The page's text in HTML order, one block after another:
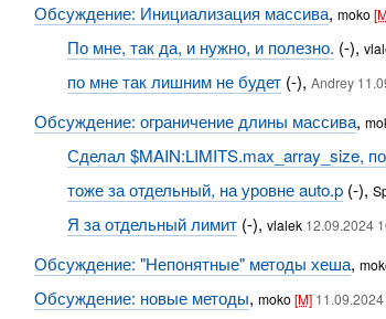
Обсуждение: Инициализация массива, moko
По мне, так да, и нужно, и полезно. (-),
по мне так лишним не будет (-),Andrey
Обсуждение: ограничение длины массива,
Сделал $MAIN:LIMITS.max_array_size,
тоже за отдельный, на уровне auto.p (-),
Я за отдельный лимит (-),vlalek 12.09.2024
Обсуждение: "Непонятные" методы хеша,
Обсуждение: новые методы, moko[M]